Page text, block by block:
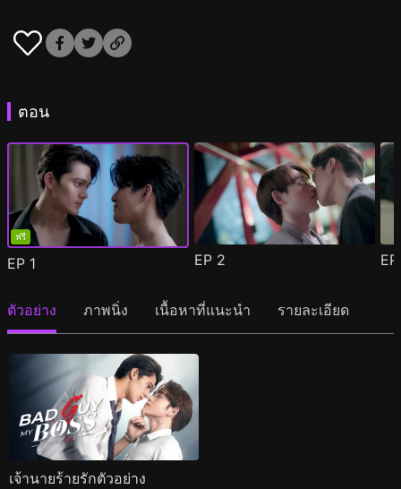
ตอน
ฟรี
EP 1 EP 2
ตัวอย่าง ภาพนิ่ง เนื้อหาที่แนะนำ รายละเอียด
เจ้านายร้ายรักตัวอย่าง